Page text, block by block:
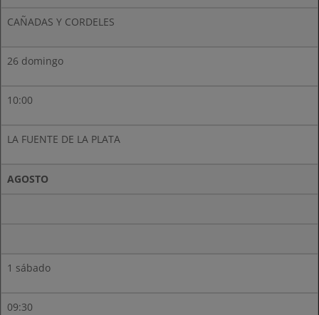
CAÑADAS Y CORDELES
26 domingo
10:00
LA FUENTE DE LA PLATA
AGOSTO
1 sábado
09:30